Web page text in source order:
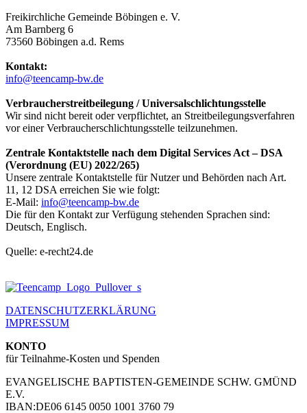
Freikirchliche Gemeinde Böbingen e. V.
Am Barnberg 6
73560 Böbingen a.d. Rems
Kontakt:
info@teencamp-bw.de
Verbraucherstreitbeilegung / Universalschlichtungsstelle
Wir sind nicht bereit oder verpflichtet, an Streitbeilegungsverfahren
vor einer Verbraucherschlichtungsstelle teilzunehmen.
Zentrale Kontaktstelle nach dem Digital Services Act – DSA
(Verordnung (EU) 2022/265)
Unsere zentrale Kontaktstelle für Nutzer und Behörden nach Art.
11, 12 DSA erreichen Sie wie folgt:
E-Mail: info@teencamp-bw.de
Die für den Kontakt zur Verfügung stehenden Sprachen sind:
Deutsch, Englisch.
Quelle: e-recht24.de
DATENSCHUTZERKLÄRUNG
IMPRESSUM
KONTO
für Teilnahme-Kosten und Spenden
EVANGELISCHE BAPTISTEN-GEMEINDE SCHW. GMÜND
E.V.
IBAN:DE06 6145 0050 1001 3760 79